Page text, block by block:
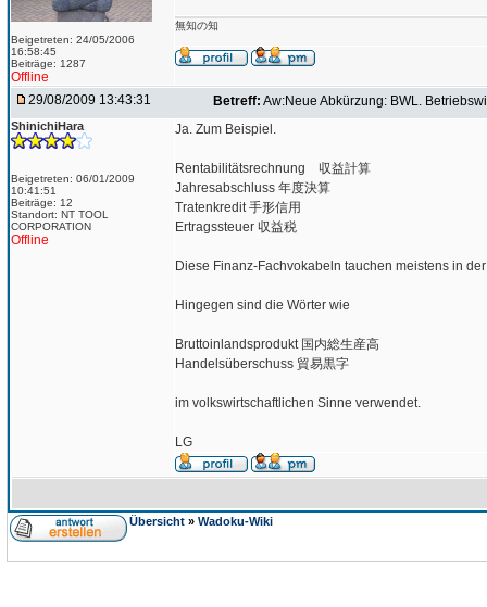
Beigetreten: 24/05/2006
16:58:45
Beiträge: 1287
Offline
無知の知
29/08/2009 13:43:31 Betreff: Aw:Neue Abkürzung: BWL.
ShinichiHara
Beigetreten: 06/01/2009
10:41:51
Beiträge: 12
Standort: NT TOOL
CORPORATION
Offline
Ja. Zum Beispiel.
Rentabilitätsrechnung 収益計算
Jahresabschluss 年度決算
Tratenkredit 手形信用
Ertragssteuer 収益税
Diese Finanz-Fachvokabeln tauchen meistens in
Hingegen sind die Wörter wie
Bruttoinlandsprodukt 国内総生産高
Handelsüberschuss 貿易黒字
im volkswirtschaftlichen Sinne verwendet.
LG
Übersicht » Wadoku-Wiki